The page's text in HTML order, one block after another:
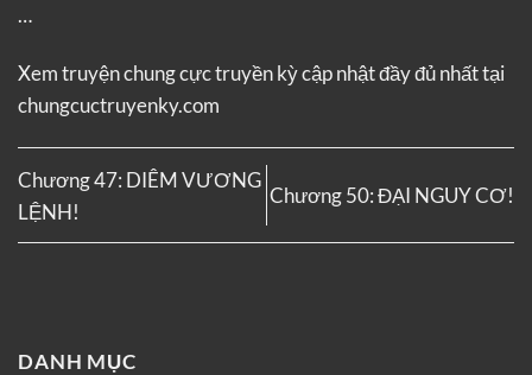
…
Xem truyệnchung cực truyền kỳcập nhật đầy đủ nhất tại
chungcuctruyenky.com
Chương 47: DIÊM VƯƠNG
LỆNH!
Chương 50: ĐẠI NGUY CƠ!
DANH MỤC